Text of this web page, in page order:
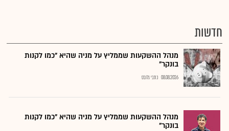
חדשות
מנהל ההשקעות שממליץ על מניה שהיא "כמו לקנות
בונקר"
08.08.2026 כתבי גלובס
מנהל ההשקעות שממליץ על מניה שהיא "כמו לקנות
בונקר"